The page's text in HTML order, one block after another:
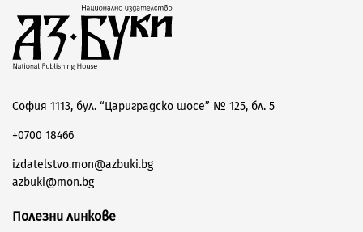
София 1113, бул. “Цариградско шосе” № 125, бл. 5
+0700 18466
izdatelstvo.mon@azbuki.bg
azbuki@mon.bg
Полезни линкове